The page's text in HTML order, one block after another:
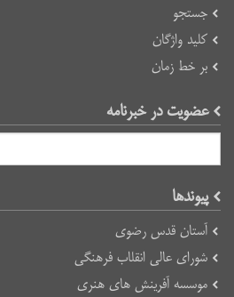
جستجو
کلید واژگان
بر خط زمان
عضویت در خبرنامه
پیوند‌ها
آستان قدس رضوی
شورای عالی انقلاب فرهنگی
موسسه آفرینش های هنری